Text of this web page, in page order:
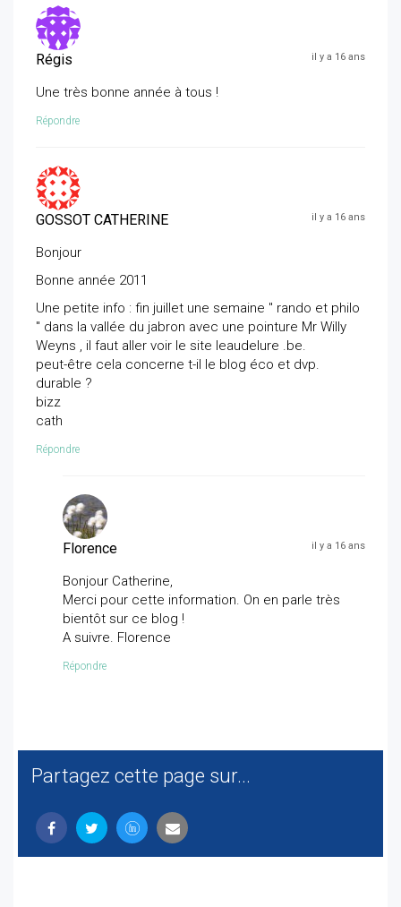
Régis il y a 16 ans
Une très bonne année à tous !
Répondre
GOSSOT CATHERINE il y a 16 ans
Bonjour
Bonne année 2011
Une petite info : fin juillet une semaine " rando et philo
" dans la vallée du jabron avec une pointure Mr Willy
Weyns , il faut aller voir le site leaudelure .be.
peut-être cela concerne t-il le blog éco et dvp.
durable ?
bizz
cath
Répondre
Florence il y a 16 ans
Bonjour Catherine,
Merci pour cette information. On en parle très
bientôt sur ce blog !
A suivre. Florence
Répondre
Partagez cette page sur...